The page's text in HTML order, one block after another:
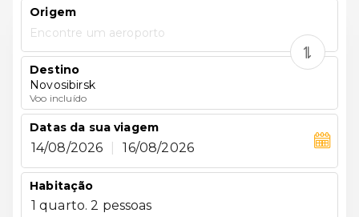
Origem
Encontre um aeroporto
Destino
Novosibirsk
Voo incluído
Datas da sua viagem
14/08/2026 16/08/2026
Habitação
1 quarto. 2 pessoas